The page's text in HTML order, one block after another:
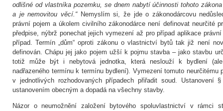
odlišné od vlastníka pozemku, se dnem nabytí účinnosti tohoto
a je nemovitou věcí.“Nemyslím si, že jde o zákonodárcovu
právní pojem a úkolem civilního zákonodárce není definovat neurčité
předpise, nýbrž ponechat jejich vymezení až pro případ aplikace
případ. Termín „dům“ oproti zákonu o vlastnictví bytů tak již není
definován. Chápu jej jako pojem užší k pojmu stavba – jako stavbu
totiž může být i nebytová jednotka, která neslouží k bydlení
nadřazeného termínu k termínu bydlení). Vymezení tomuto neurčitému
v jednotlivých rozhodovaných případech přiřadit soud.
ustanovením obecným a dopadá na všechny stavby.
Názor o neumožnění založení bytového spoluvlastnictví v rámci